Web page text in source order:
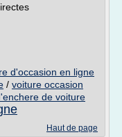
d'occasion en ligne
/ voiture occasion
de voiture
Haut de page